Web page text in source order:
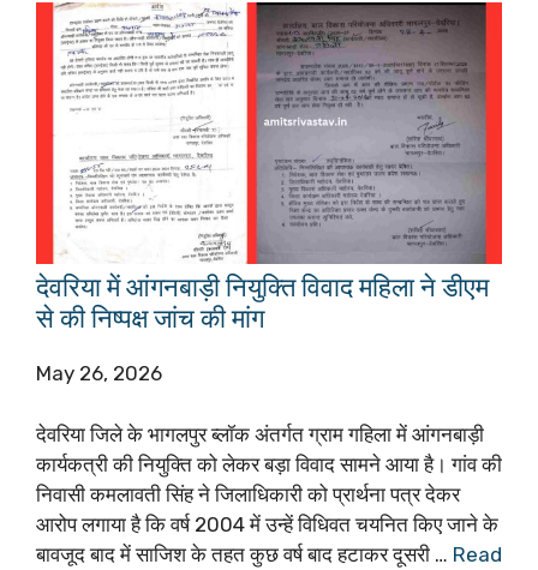
देवरिया में आंगनबाड़ी नियुक्ति विवाद महिला ने डीएम
से की निष्पक्ष जांच की मांग
May 26, 2026
देवरिया जिले के भागलपुर ब्लॉक अंतर्गत ग्राम गहिला में आंगनबाड़ी
कार्यकत्री की नियुक्ति को लेकर बड़ा विवाद सामने आया है। गांव की
निवासी कमलावती सिंह ने जिलाधिकारी को प्रार्थना पत्र देकर
आरोप लगाया है कि वर्ष 2004 में उन्हें विधिवत चयनित किए जाने के
बावजूद बाद में साजिश के तहत कुछ वर्ष बाद हटाकर दूसरी … Read